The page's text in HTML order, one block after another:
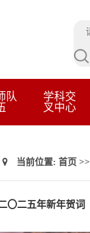
队
学科交
叉中心
当前位置:首页 >>
〇二五年新年贺词